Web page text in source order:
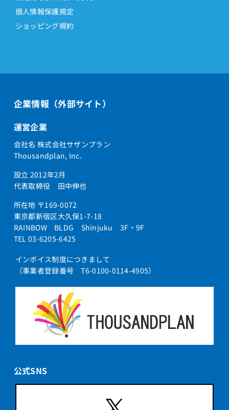
個人情報保護規定
ショッピング規約
企業情報（外部サイト）
運営企業
会社名 株式会社サザンプラン
Thousandplan, Inc.
設立 2012年2月
代表取締役 田中伸也
所在地 〒169-0072
東京都新宿区大久保1-7-18
RAINBOW BLDG Shinjuku 3F・9F
TEL 03-6205-6425
インボイス制度につきまして
（事業者登録番号 T6-0100-0114-4905）
公式SNS